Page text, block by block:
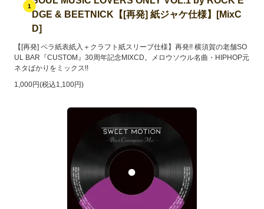
1
DGE & BEETNICK【[再発] 紙ジャケ仕様】[MixC
D]
【[再発] ペラ紙表紙入＋クラフト紙スリーブ仕様】再発!! 横須賀の老舗SO
UL BAR『CUSTOM』30周年記念MIXCD。メロウソウル名曲・HIPHOP元
ネタばかりをミックス!!
1,000円(税込1,100円)